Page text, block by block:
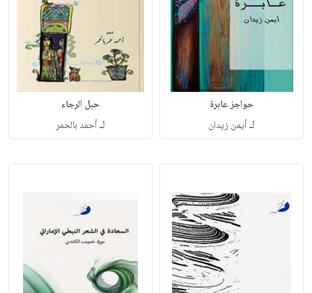
حواجز عابرة
لـأيمن زيدان
حبل الرجاء
لـأحمد بالحمر